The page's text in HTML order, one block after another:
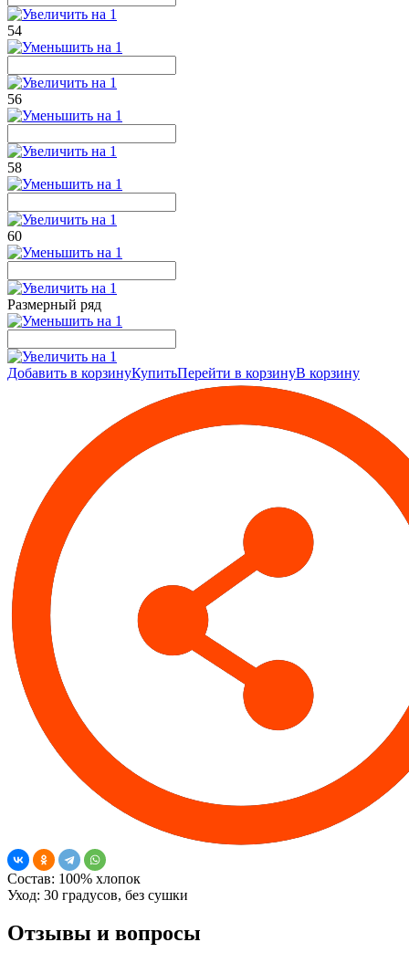
54
56
58
60
Размерный ряд
Добавить в корзинуКупитьПерейти в корзинуВ корзину
Состав: 100% хлопок
Уход: 30 градусов, без сушки
Отзывы и вопросы